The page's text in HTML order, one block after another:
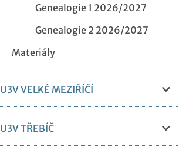
Genealogie 1 2026/2027
Genealogie 2 2026/2027
Materiály
U3V VELKÉ MEZIŘÍČÍ
U3V TŘEBÍČ